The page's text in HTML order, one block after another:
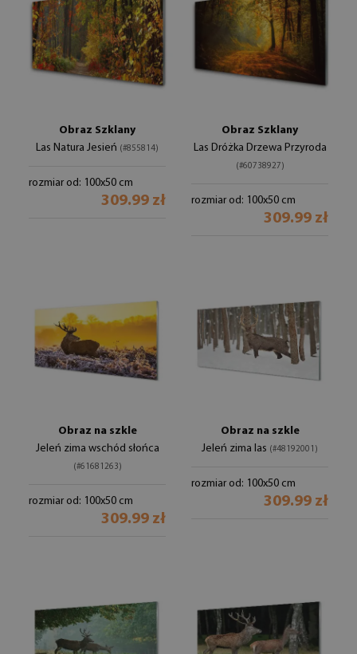
Obraz Szklany
Las Natura Jesień (#855814)
rozmiar od: 100x50 cm
309.99 zł
Obraz Szklany
Las Dróżka Drzewa Przyroda
(#60738927)
rozmiar od: 100x50 cm
309.99 zł
Obraz na szkle
Jeleń zima wschód słońca
(#61681263)
rozmiar od: 100x50 cm
309.99 zł
Obraz na szkle
Jeleń zima las (#48192001)
rozmiar od: 100x50 cm
309.99 zł